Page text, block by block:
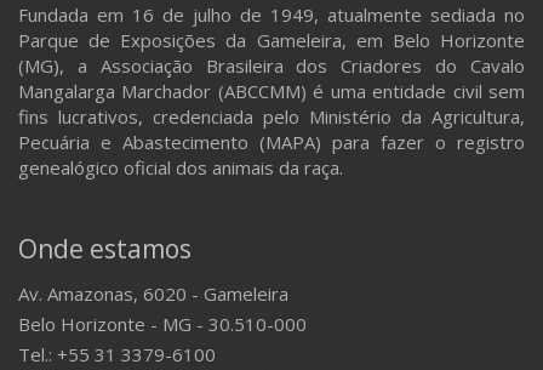
Fundada em 16 de julho de 1949, atualmente sediada no
Parque de Exposições da Gameleira, em Belo Horizonte
(MG), a Associação Brasileira dos Criadores do Cavalo
Mangalarga Marchador (ABCCMM) é uma entidade civil sem
fins lucrativos, credenciada pelo Ministério da Agricultura,
Pecuária e Abastecimento (MAPA) para fazer o registro
genealógico oficial dos animais da raça.
Onde estamos
Av. Amazonas, 6020 - Gameleira
Belo Horizonte - MG - 30.510-000
Tel.: +55 31 3379-6100